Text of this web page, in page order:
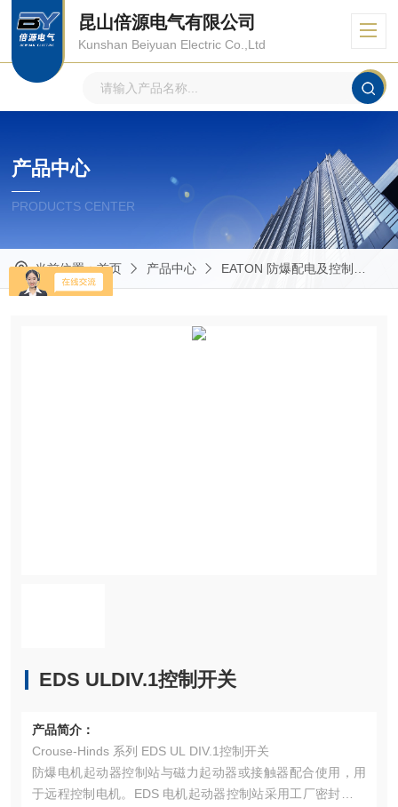
昆山倍源电气有限公司
Kunshan Beiyuan Electric Co.,Ltd
产品中心
PRODUCTS CENTER
当前位置：首页 产品中心 EATON 防爆配电及控制
EDS ULDIV.1控制开关
产品简介：
Crouse-Hinds 系列 EDS UL DIV.1控制开关
防爆电机起动器控制站与磁力起动器或接触器配合使用，用
于远程控制电机。EDS 电机起动器控制站采用工厂密封，以